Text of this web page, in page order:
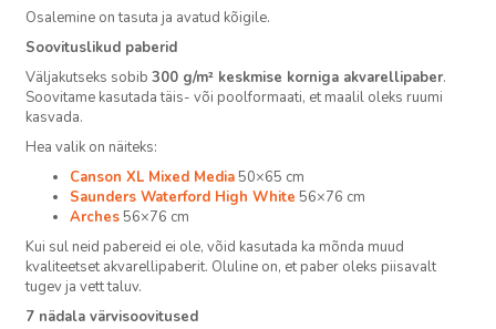
Osalemine on tasuta ja avatud kõigile.
Soovituslikud paberid
Väljakutseks sobib 300 g/m² keskmise korniga akvarellipaber.
Soovitame kasutada täis- või poolformaati, et maalil oleks ruumi
kasvada.
Hea valik on näiteks:
Canson XL Mixed Media50×65 cm
Saunders Waterford High White 56×76 cm
Arches56×76 cm
Kui sul neid pabereid ei ole, võid kasutada ka mõnda muud
kvaliteetset akvarellipaberit. Oluline on, et paber oleks piisavalt
tugev ja vett taluv.
7 nädala värvisoovitused